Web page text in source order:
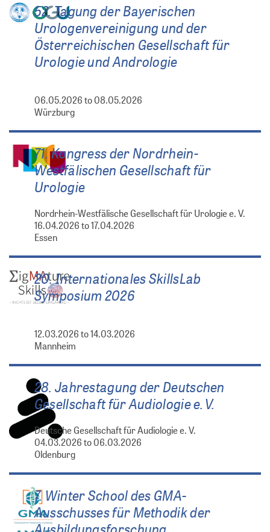
52. Tagung der Bayerischen
Urologenvereinigung und der
Österreichischen Gesellschaft für
Urologie und Andrologie
06.05.2026 to 08.05.2026
Würzburg
71. Kongress der Nordrhein-
Westfälischen Gesellschaft für
Urologie
Nordrhein-Westfälische Gesellschaft für Urologie e. V.
16.04.2026 to 17.04.2026
Essen
20. Internationales SkillsLab
Symposium 2026
12.03.2026 to 14.03.2026
Mannheim
28. Jahrestagung der Deutschen
Gesellschaft für Audiologie e. V.
Deutsche Gesellschaft für Audiologie e. V.
04.03.2026 to 06.03.2026
Oldenburg
7. Winter School des GMA-
Ausschusses für Methodik der